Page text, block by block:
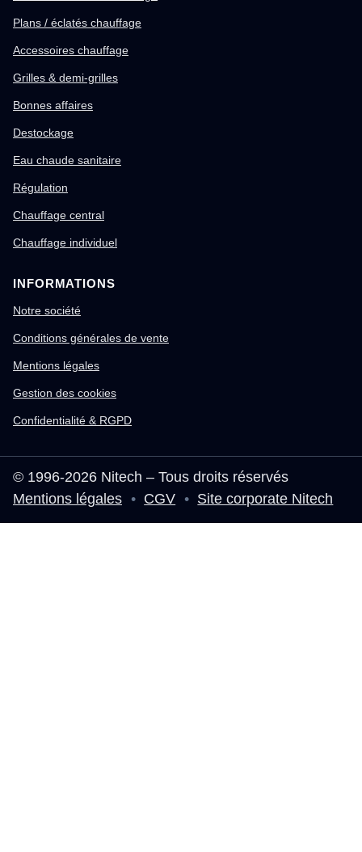
Plans / éclatés chauffage
Accessoires chauffage
Grilles & demi-grilles
Bonnes affaires
Destockage
Eau chaude sanitaire
Régulation
Chauffage central
Chauffage individuel
INFORMATIONS
Notre société
Conditions générales de vente
Mentions légales
Gestion des cookies
Confidentialité & RGPD
© 1996-2026 Nitech – Tous droits réservés
Mentions légales • CGV • Site corporate Nitech